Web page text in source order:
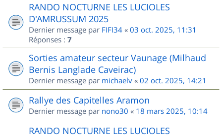
RANDO NOCTURNE LES LUCIOLES
D'AMRUSSUM 2025
Dernier message par FIFI34 « 03 oct. 2025, 11:31
Réponses : 7
Sorties amateur secteur Vaunage (Milhaud
Bernis Langlade Caveirac)
Dernier message par michaelv « 02 oct. 2025, 14:21
Rallye des Capitelles Aramon
Dernier message par nono30 « 18 mars 2025, 10:14
RANDO NOCTURNE LES LUCIOLES